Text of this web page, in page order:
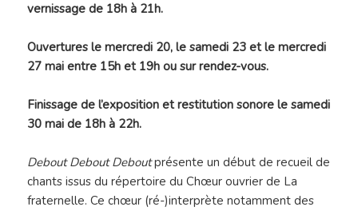
vernissage de 18h à 21h.
Ouvertures le mercredi 20, le samedi 23 et le mercredi
27 mai entre 15h et 19h ou sur rendez-vous.
Finissage de l’exposition et restitution sonore le samedi
30 mai de 18h à 22h.
Debout Debout Deboutprésente un début de recueil de
chants issus du répertoire du Chœur ouvrier de La
fraternelle. Ce chœur (ré-)interprète notamment des